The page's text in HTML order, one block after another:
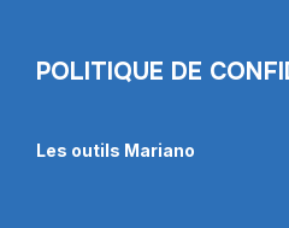
POLITIQUE DE
Les outils Mariano